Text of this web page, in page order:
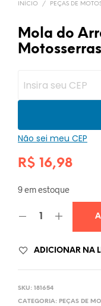
INÍCIO / PEÇAS DE
Mola do
Não sei meu CEP
R$ 16,98
9 em estoque
ADICIONAR NA
SKU: 181654
CATEGORIA: PEÇAS DE